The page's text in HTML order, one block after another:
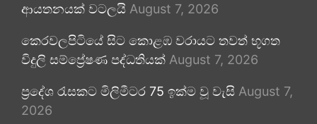
ආයතනයක් වටලයි August 7, 2026
කෙරවලපිටියේ සිට කොළඹ වරායට තවත් භූගත
විදුලි සම්ප්‍රේෂණ පද්ධතියක් August 7, 2026
ප්‍රදේශ රැසකට මිලිමීටර 75 ඉක්ම වූ වැසි August 7,
2026